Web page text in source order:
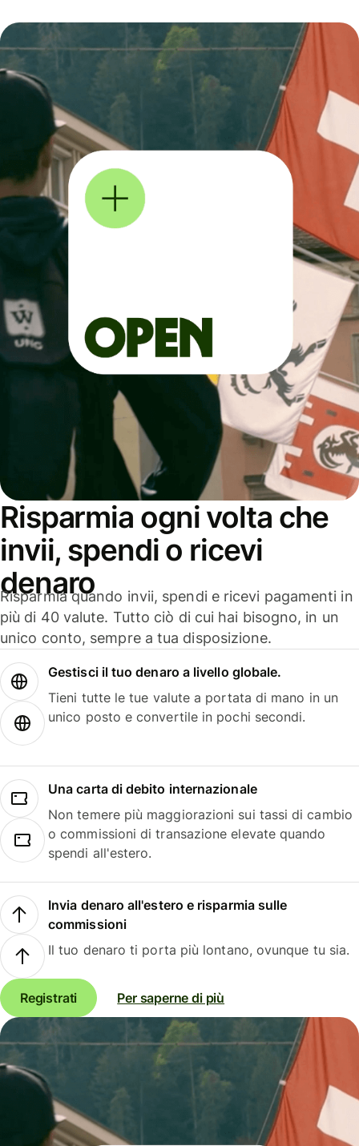
Risparmia ogni volta che
invii, spendi o ricevi
denaro
Risparmia quando invii, spendi e ricevi pagamenti in
più di 40 valute. Tutto ciò di cui hai bisogno, in un
unico conto, sempre a tua disposizione.
Gestisci il tuo denaro a livello globale.
Tieni tutte le tue valute a portata di mano in un
unico posto e convertile in pochi secondi.
Una carta di debito internazionale
Non temere più maggiorazioni sui tassi di cambio
o commissioni di transazione elevate quando
spendi all'estero.
Invia denaro all'estero e risparmia sulle
commissioni
Il tuo denaro ti porta più lontano, ovunque tu sia.
Registrati Per saperne di più